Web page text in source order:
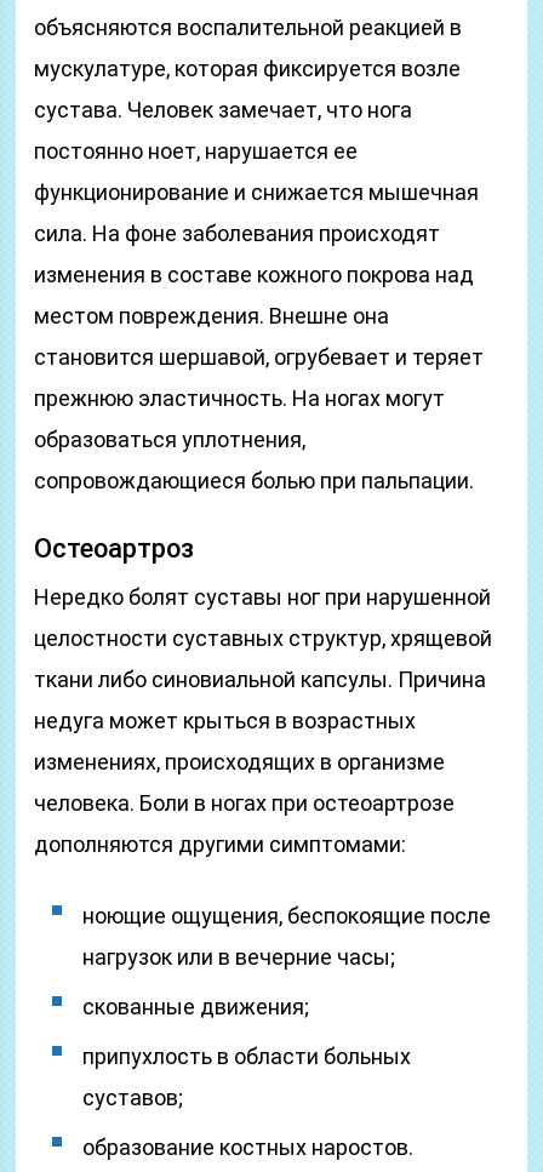
объясняются воспалительной реакцией в
мускулатуре, которая фиксируется возле
сустава. Человек замечает, что нога
постоянно ноет, нарушается ее
функционирование и снижается мышечная
сила. На фоне заболевания происходят
изменения в составе кожного покрова над
местом повреждения. Внешне она
становится шершавой, огрубевает и теряет
прежнюю эластичность. На ногах могут
образоваться уплотнения,
сопровождающиеся болью при пальпации.
Остеоартроз
Нередко болят суставы ног при нарушенной
целостности суставных структур, хрящевой
ткани либо синовиальной капсулы. Причина
недуга может крыться в возрастных
изменениях, происходящих в организме
человека. Боли в ногах при остеоартрозе
дополняются другими симптомами:
ноющие ощущения, беспокоящие после
нагрузок или в вечерние часы;
скованные движения;
припухлость в области больных
суставов;
образование костных наростов.